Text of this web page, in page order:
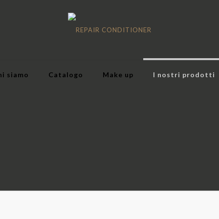
siamo Catalogo Make up I nostri prodotti